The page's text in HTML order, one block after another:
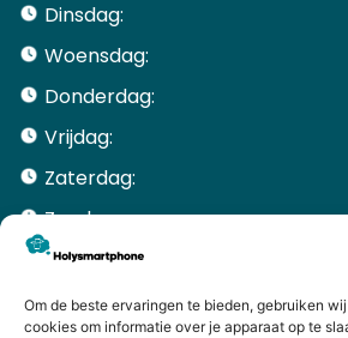
Om de beste ervaringen te bieden, gebruiken
cookies om informatie over je apparaat op te
Dinsdag:
Woensdag:
Donderdag:
Vrijdag:
Zaterdag:
Zondag:
ACCOUNT
Bestellingen